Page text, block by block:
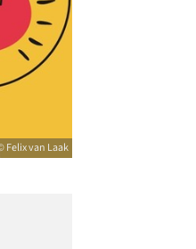
Felix van Laak